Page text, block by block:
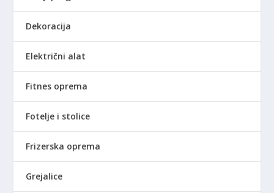
Dekoracija
Električni alat
Fitnes oprema
Fotelje i stolice
Frizerska oprema
Grejalice